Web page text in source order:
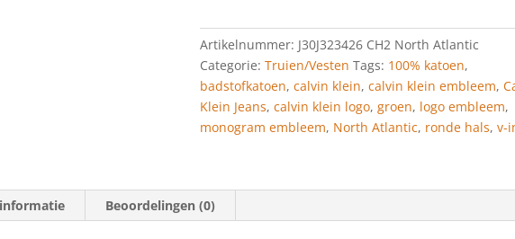
Atlantic
aantal
Artikelnummer: J30J323426 CH2 North Atlantic
Categorie:Truien/Vesten Tags: 100% katoen,
badstofkatoen,calvin klein,calvin klein embleem,
Klein Jeans,calvin klein logo,groen, logo embleem,
monogram embleem, North Atlantic, ronde hals,v-
Beoordelingen (0)